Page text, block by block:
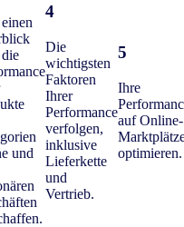
und
4
Die
wichtigsten
Faktoren
Ihrer
Performance
verfolgen,
inklusive
Lieferkette
und
Vertrieb.
5
Ihre
auf Online-
optimieren.